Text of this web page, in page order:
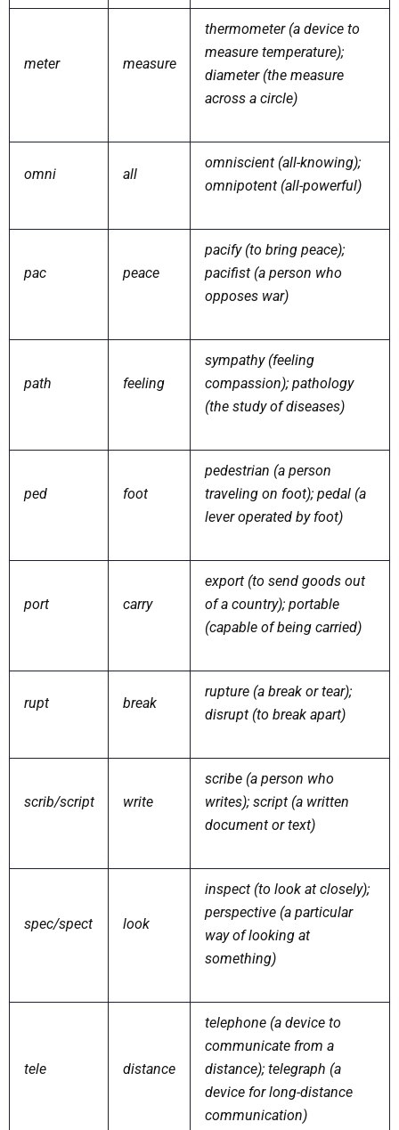
meter measure
thermometer (a device to
measure temperature);
diameter (the measure
across a circle)
omni all
omniscient (all-knowing);
omnipotent (all-powerful)
pac peace
pacify (to bring peace);
pacifist (a person who
opposes war)
path feeling
sympathy (feeling
compassion); pathology
(the study of diseases)
ped foot
pedestrian (a person
traveling on foot); pedal (a
lever operated by foot)
port carry
export (to send goods out
of a country); portable
(capable of being carried)
rupt break
rupture (a break or tear);
disrupt (to break apart)
scrib/script write
scribe (a person who
writes); script (a written
document or text)
spec/spect look
inspect (to look at closely);
perspective (a particular
way of looking at
something)
tele distance
telephone (a device to
communicate from a
distance); telegraph (a
device for long-distance
communication)